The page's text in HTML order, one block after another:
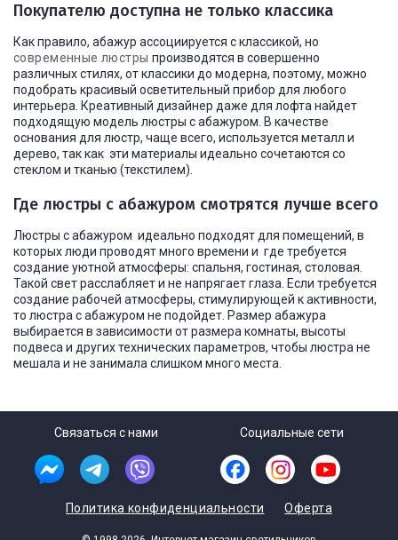
Покупателю доступна не только классика
Как правило, абажур ассоциируется с классикой, но
современные люстры производятся в совершенно
различных стилях, от классики до модерна, поэтому, можно
подобрать красивый осветительный прибор для любого
интерьера. Креативный дизайнер даже для лофта найдет
подходящую модель люстры с абажуром. В качестве
основания для люстр, чаще всего, используется металл и
дерево, так как эти материалы идеально сочетаются со
стеклом и тканью (текстилем).
Где люстры с абажуром смотрятся лучше всего
Люстры с абажуром идеально подходят для помещений, в
которых люди проводят много времени и где требуется
создание уютной атмосферы: спальня, гостиная, столовая.
Такой свет расслабляет и не напрягает глаза. Если требуется
создание рабочей атмосферы, стимулирующей к активности,
то люстра с абажуром не подойдет. Размер абажура
выбирается в зависимости от размера комнаты, высоты
подвеса и других технических параметров, чтобы люстра не
мешала и не занимала слишком много места.
Связаться с нами Социальные сети
Политика конфиденциальности Оферта